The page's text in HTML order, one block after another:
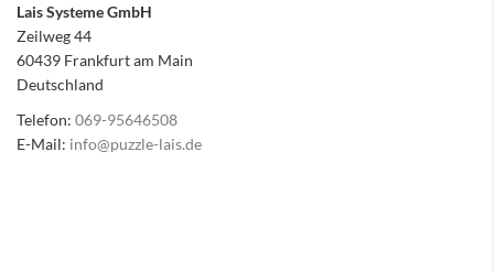
Lais Systeme GmbH
Zeilweg 44
60439 Frankfurt am Main
Deutschland
Telefon: 069-95646508
E-Mail: info@puzzle-lais.de